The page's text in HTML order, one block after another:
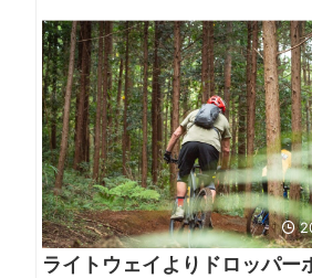
ライトウェイよりドロッパー